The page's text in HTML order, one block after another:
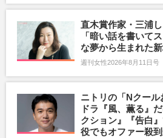
直木賞作家・三浦
「暗い話を書いて
な夢から生まれた
週刊女性2026年8月11日号
ニトリの「Nクー
ドラ『風、薫る』
クション』『告白
役でもオファー殺